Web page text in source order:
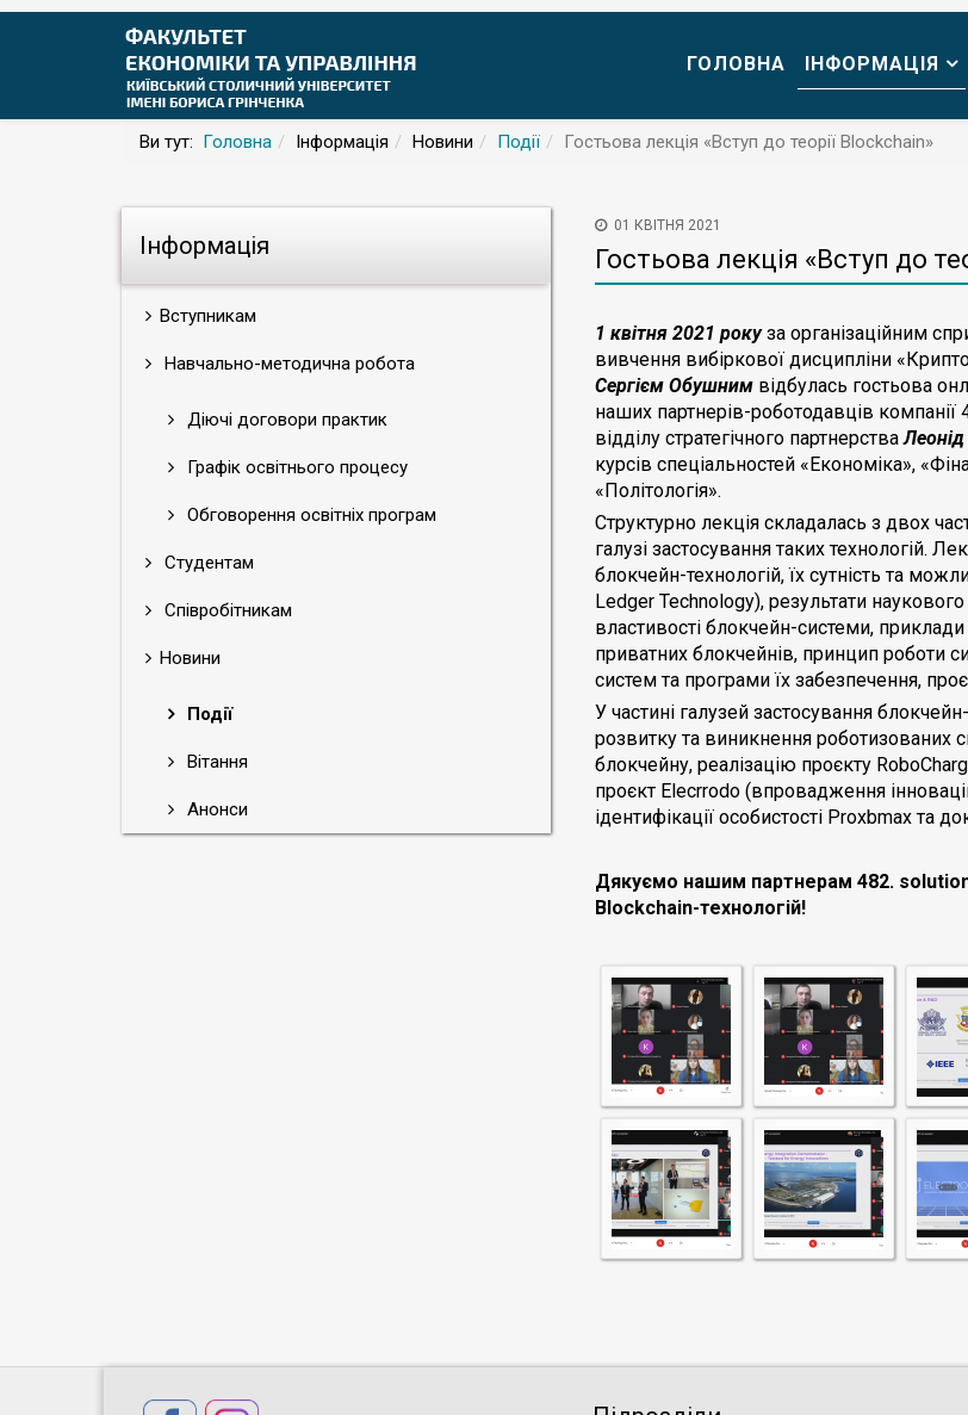
ГОЛОВНА ІНФОРМАЦІЯ
Ви тут: Головна Інформація Новини Події Гостьова лекція «Вступ до теорії Blockchain»
Інформація
Вступникам
Навчально-методична робота
Діючі договори практик
Графік освітнього процесу
Обговорення освітніх програм
Студентам
Співробітникам
Новини
Події
Вітання
Анонси
01 КВІТНЯ 2021
Гостьова лекція «Вступ до
1 квітня 2021 рокуза організаційним
вивчення вибіркової дисципліни
Сергієм Обушним відбулась гостьова
наших партнерів-роботодавців
відділу стратегічного партнерства
курсів спеціальностей «Економіка»,
«Політологія».
Структурно лекція складалась з двох
галузі застосування таких технологій.
блокчейн-технологій, їх сутність та
Ledger Technology), результати
властивості блокчейн-системи,
приватних блокчейнів, принцип роботи
систем та програми їх забезпечення,
У частині галузей застосування
розвитку та виникнення роботизованих
блокчейну, реалізацію проєкту
проєкт Elecrrodo (впровадження
ідентифікації особистості Proxbmax та
Дякуємо нашим партнерам 482.
Blockchain-технологій!